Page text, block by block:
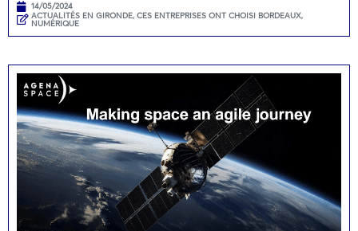
14/05/2024
ACTUALITÉS EN GIRONDE, CES ENTREPRISES ONT CHOISI BORDEAUX,
NUMÉRIQUE